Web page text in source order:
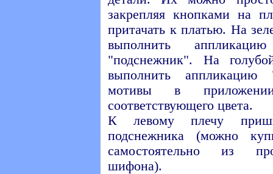
закрепляя кнопками на
притачать к платью. На
выполнить
"подснежник". На
выполнить аппликацию
мотивы в
соответствующего цвета.
К левому плечу
подснежника (можно
самостоятельно из
шифона).